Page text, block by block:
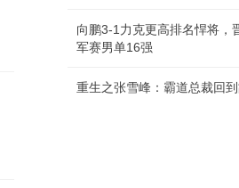
向鹏3-1力克更高排名悍将，
军赛男单16强
重生之张雪峰：霸道总裁回